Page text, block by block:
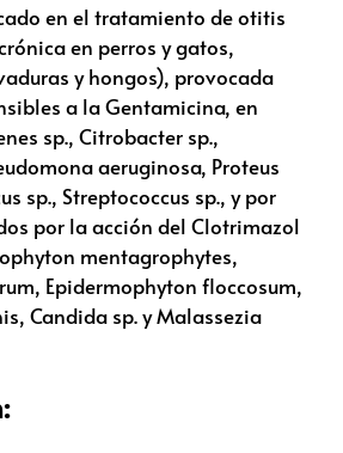
en el tratamiento de otitis
en perros y gatos,
y hongos), provocada
a la Gentamicina, en
sp., Citrobacter sp.,
aeruginosa, Proteus
sp., Streptococcus sp., y por
por la acción del Clotrimazol
mentagrophytes,
Epidermophyton floccosum,
Candida sp. y Malassezia